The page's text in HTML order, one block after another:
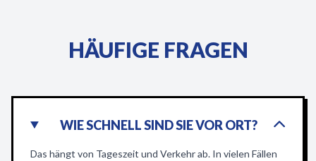
HÄUFIGE FRAGEN
WIE SCHNELL SIND SIE VOR ORT?
Das hängt von Tageszeit und Verkehr ab. In vielen Fällen